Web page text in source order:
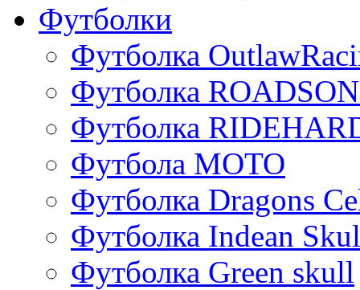
Футболки
Футболка
Футболка
Футболка
Футбола МОТО
Футболка Dragons
Футболка Indean
Футболка Green skull